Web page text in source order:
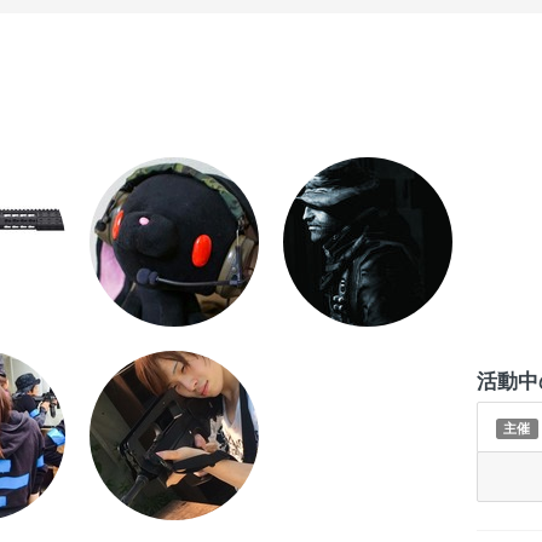
活動
主催